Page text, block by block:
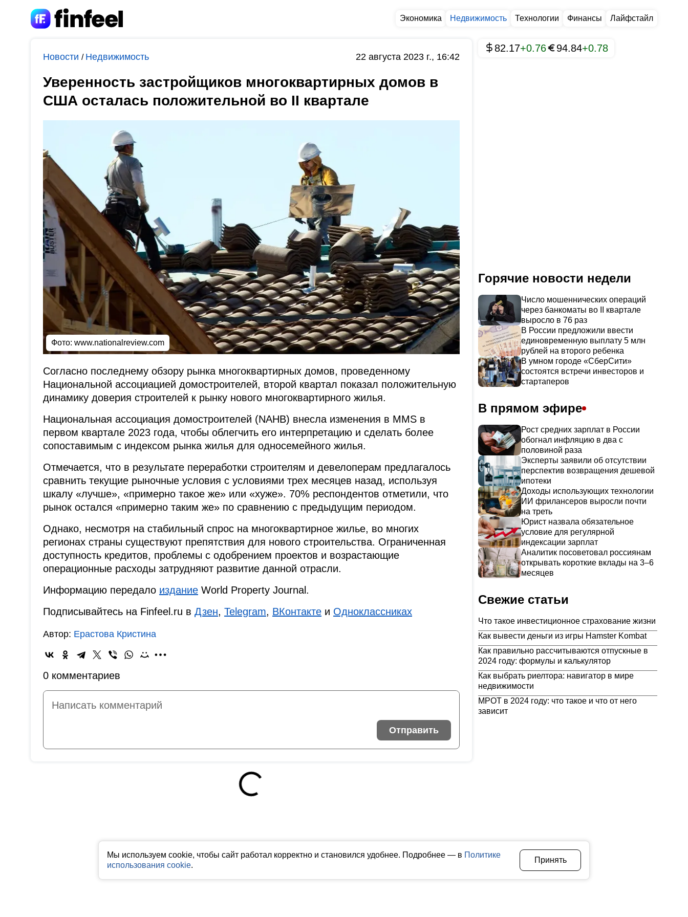
Мы используем cookie, чтобы сайт работал корректно и становился удобнее. Подробнее — в Политике
использования cookie.
Принять
Экономика Недвижимость Технологии Финансы Лайфстайл
Новости / Недвижимость 22 августа 2023 г., 16:42
Уверенность застройщиков многоквартирных домов в
США осталась положительной во II квартале
Фото: www.nationalreview.com
Согласно последнему обзору рынка многоквартирных домов, проведенному
Национальной ассоциацией домостроителей, второй квартал показал положительную
динамику доверия строителей к рынку нового многоквартирного жилья.
Национальная ассоциация домостроителей (NAHB) внесла изменения в MMS в
первом квартале 2023 года, чтобы облегчить его интерпретацию и сделать более
сопоставимым с индексом рынка жилья для односемейного жилья.
Отмечается, что в результате переработки строителям и девелоперам предлагалось
сравнить текущие рыночные условия с условиями трех месяцев назад, используя
шкалу «лучше», «примерно такое же» или «хуже». 70% респондентов отметили, что
рынок остался «примерно таким же» по сравнению с предыдущим периодом.
Однако, несмотря на стабильный спрос на многоквартирное жилье, во многих
регионах страны существуют препятствия для нового строительства. Ограниченная
доступность кредитов, проблемы с одобрением проектов и возрастающие
операционные расходы затрудняют развитие данной отрасли.
Информацию передало издание World Property Journal.
Подписывайтесь на Finfeel.ru в Дзен, Telegram, ВКонтакте и Одноклассниках
Автор: Ерастова Кристина
0 комментариев
Отправить
82.17+0.76 94.84+0.78
Горячие новости недели
Число мошеннических операций
через банкоматы во II квартале
выросло в 76 раз
В России предложили ввести
единовременную выплату 5 млн
рублей на второго ребенка
В умном городе «СберСити»
состоятся встречи инвесторов и
стартаперов
В прямом эфире
Рост средних зарплат в России
обогнал инфляцию в два с
половиной раза
Эксперты заявили об отсутствии
перспектив возвращения дешевой
ипотеки
Доходы использующих технологии
ИИ фрилансеров выросли почти
на треть
Юрист назвала обязательное
условие для регулярной
индексации зарплат
Аналитик посоветовал россиянам
открывать короткие вклады на 3–6
месяцев
Свежие статьи
Что такое инвестиционное страхование жизни
Как вывести деньги из игры Hamster Kombat
Как правильно рассчитываются отпускные в
2024 году: формулы и калькулятор
Как выбрать риелтора: навигатор в мире
недвижимости
МРОТ в 2024 году: что такое и что от него
зависит